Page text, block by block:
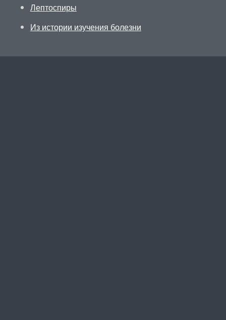
Лептоспиры
Из истории изучения болезни